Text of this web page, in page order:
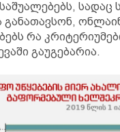
სადაც
რა
გაუგებარია.